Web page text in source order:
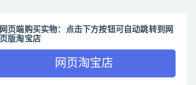
网页端购买实物：点击下方按钮可自动跳转到网
页版淘宝店
网页淘宝店